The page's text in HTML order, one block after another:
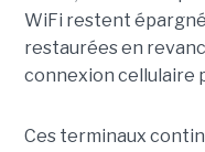
WiFi restent
restaurées en
connexion cellulaire
Ces terminaux